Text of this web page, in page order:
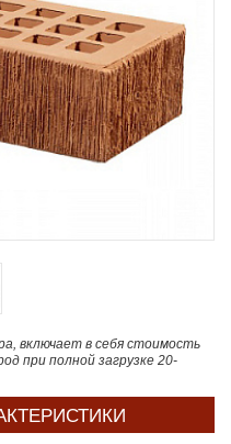
включает в себя стоимость
при полной загрузке 20-